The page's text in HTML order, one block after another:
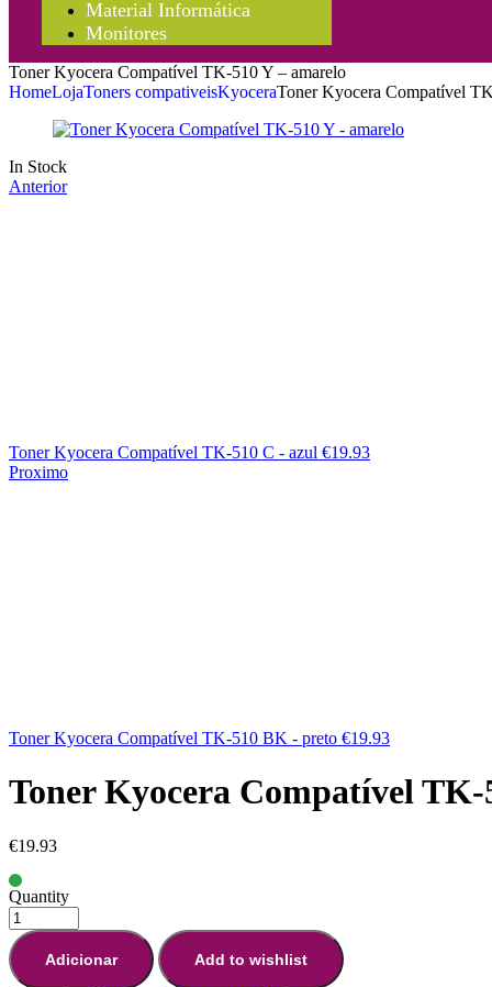
Material Informática
Monitores
Toner Kyocera Compatível TK-510 Y – amarelo
HomeLojaToners compativeisKyoceraToner Kyocera Compatível
In Stock
Anterior
Toner Kyocera Compatível TK-510 C - azul €19.93
Proximo
Toner Kyocera Compatível TK-510 BK - preto €19.93
Toner Kyocera Compatível TK-
€19.93
Quantity
Adicionar Add to wishlist